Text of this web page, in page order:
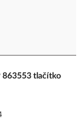
863553 tlačítko